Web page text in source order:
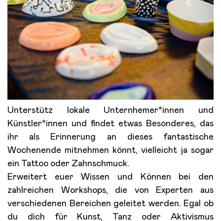
Unterstütz lokale Unternhemer*innen und
Künstler*innen und findet etwas Besonderes, das
ihr als Erinnerung an dieses fantastische
Wochenende mitnehmen könnt, vielleicht ja sogar
ein Tattoo oder Zahnschmuck.
Erweitert euer Wissen und Können bei den
zahlreichen Workshops, die von Experten aus
verschiedenen Bereichen geleitet werden. Egal ob
du dich für Kunst, Tanz oder Aktivismus